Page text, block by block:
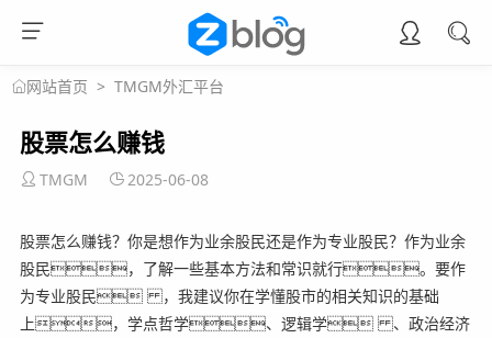
网站首页 > TMGM外汇平台
股票怎么赚钱
TMGM 2025-06-08
股票怎么赚钱？你是想作为业余股民还是作为专业股民？作为业余
股民，了解一些基本方法和常识就行。要作
为专业股民 ，我建议你在学懂股市的相关知识的基础
上，学点哲学、逻辑学 、政治经济